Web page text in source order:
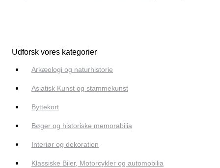
Udforsk vores kategorier
Arkæologi og naturhistorie
Asiatisk Kunst og stammekunst
Byttekort
Bøger og historiske memorabilia
Interiør og dekoration
Klassiske Biler, Motorcykler og automobilia